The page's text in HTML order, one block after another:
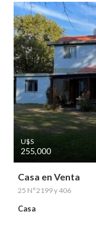
U$S
255,000
Casa en Venta
25 N°2199 y 406
Casa